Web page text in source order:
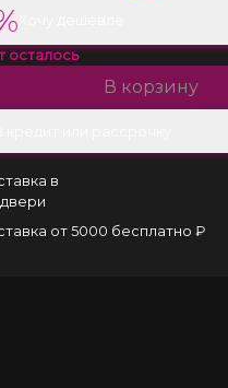
осталось
В корзину
в
от 5000 бесплатно ₽